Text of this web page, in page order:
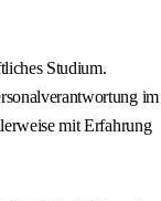
Studium.
im
mit Erfahrung